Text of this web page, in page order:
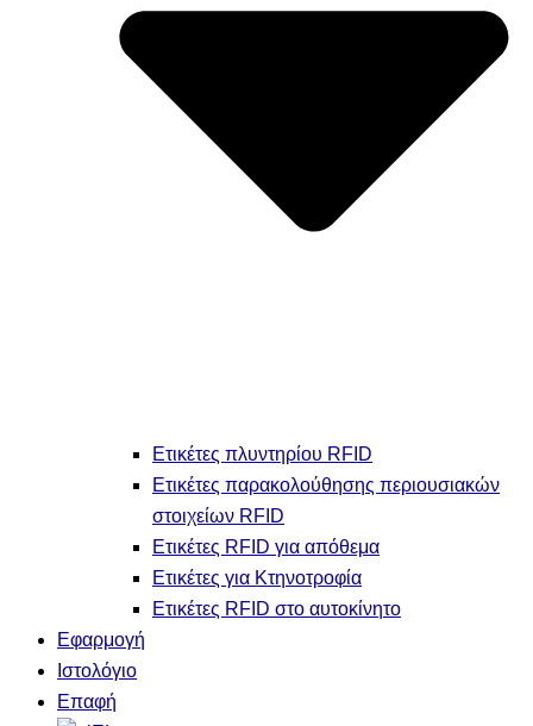
Ετικέτες πλυντηρίου RFID
Ετικέτες παρακολούθησης περιουσιακών
στοιχείων RFID
Ετικέτες RFID για απόθεμα
Ετικέτες για Κτηνοτροφία
Ετικέτες RFID στο αυτοκίνητο
Εφαρμογή
Ιστολόγιο
Επαφή